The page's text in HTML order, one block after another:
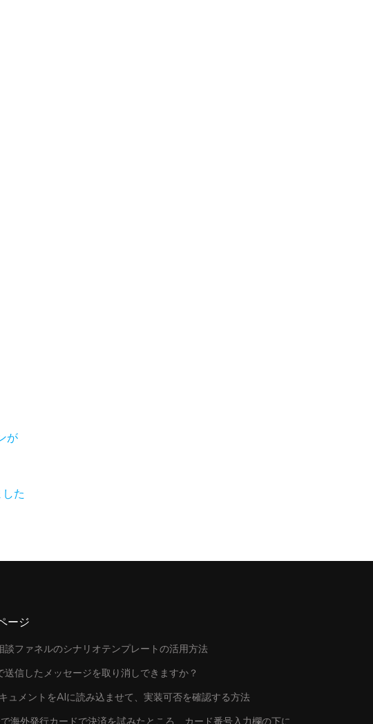
が
た
ージ
談ファネルのシナリオテンプレートの活用方法
送信したメッセージを取り消しできますか？
ュメントをAIに読み込ませて、実装可否を確認する方法
海外発行カードで決済を試みたところ、カード番号入力欄の下に